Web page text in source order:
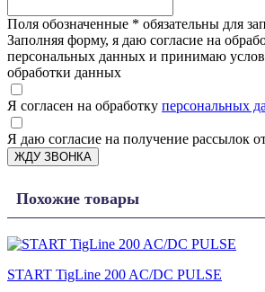
Поля обозначенные * обязательны для
Заполняя форму, я даю согласие на
персональных данных и принимаю
обработки данных
Я согласен на обработку персональных
Я даю согласие на получение рассылок
ЖДУ ЗВОНКА
Похожие товары
START TigLine 200 AC/DC PULSE